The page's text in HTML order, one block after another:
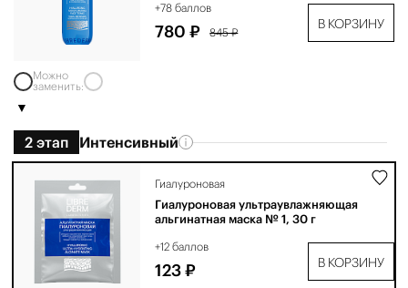
+78 баллов
780 ₽ 845 ₽
В КОРЗИНУ
Можно
заменить:
2 этап Интенсивный
Гиалуроновая
Гиалуроновая ультраувлажняющая
альгинатная маска № 1, 30 г
+12 баллов
123 ₽ В КОРЗИНУ